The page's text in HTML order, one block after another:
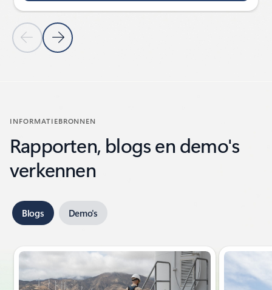
Vorige diaVolgende dia
INFORMATIEBRONNEN
Rapporten, blogs en demo's
verkennen
Blogs Demo's